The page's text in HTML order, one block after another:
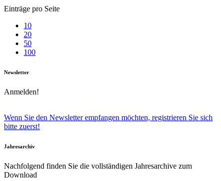
Einträge pro Seite
10
20
50
100
Newsletter
Anmelden!
Wenn Sie den Newsletter empfangen möchten, registrieren Sie sich
bitte zuerst!
Jahresarchiv
Nachfolgend finden Sie die vollständigen Jahresarchive zum
Download